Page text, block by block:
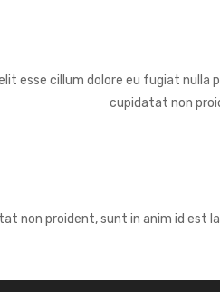
esse cillum dolore eu fugiat
cupidatat non
non proident, sunt in anim id est